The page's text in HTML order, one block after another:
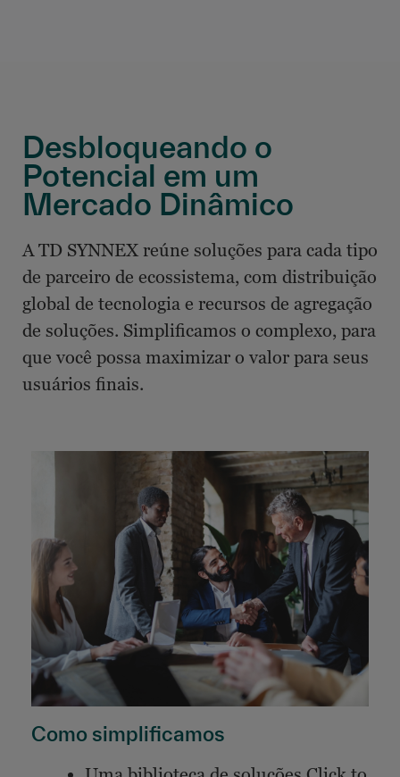
Desbloqueando o
Potencial em um
Mercado Dinâmico
A TD SYNNEX reúne soluções para cada tipo
de parceiro de ecossistema, com distribuição
global de tecnologia e recursos de agregação
de soluções. Simplificamos o complexo, para
que você possa maximizar o valor para seus
usuários finais.
Como simplificamos